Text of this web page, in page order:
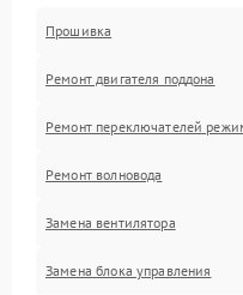
Прошивка
Ремонт двигателя поддона
Ремонт переключателей
Ремонт волновода
Замена вентилятора
Замена блока управления